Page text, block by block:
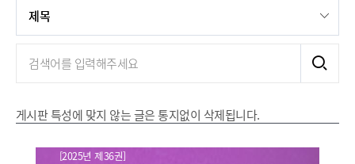
제목
게시판 특성에 맞지 않는 글은 통지없이 삭제됩니다.
[2025년 제36권]